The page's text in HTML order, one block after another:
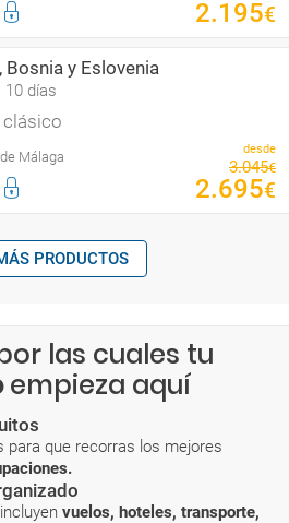
2.195€
Bosnia y Eslovenia
10 días
Málaga desde
3.045€
2.695€
PRODUCTOS
las cuales tu
empieza aquí
para que recorras los mejores
vuelos, hoteles, transporte,